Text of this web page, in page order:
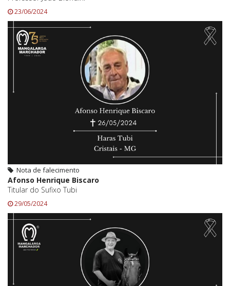
23/06/2024
Nota de falecimento
Afonso Henrique Biscaro
Titular do Sufixo Tubi
29/05/2024